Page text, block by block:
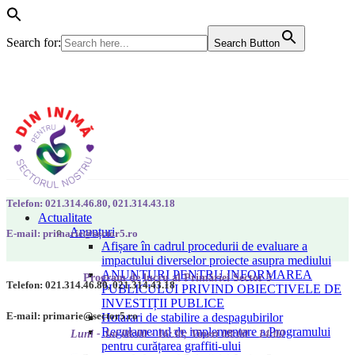
Search for: Search Button
Actualitate
Anunțuri
Afișare în cadrul procedurii de evaluare a
impactului diverselor proiecte asupra mediului
ANUNȚURI PENTRU INFORMAREA
PUBLICULUI PRIVIND OBIECTIVELE DE
INVESTIȚII PUBLICE
Hotarari de stabilire a despagubirilor
Regulamentul de implementare a Programului
pentru curățarea graffiti-ului
Telefon: 021.314.46.80, 021.314.43.18
E-mail: primarie@sector5.ro
Program de lucru al Primăriei Sector 5
Luni - Joi 08:00 - 16:30; Vineri 08:00 - 14:00
Telefon: 021.314.46.80, 021.314.43.18
E-mail: primarie@sector5.ro